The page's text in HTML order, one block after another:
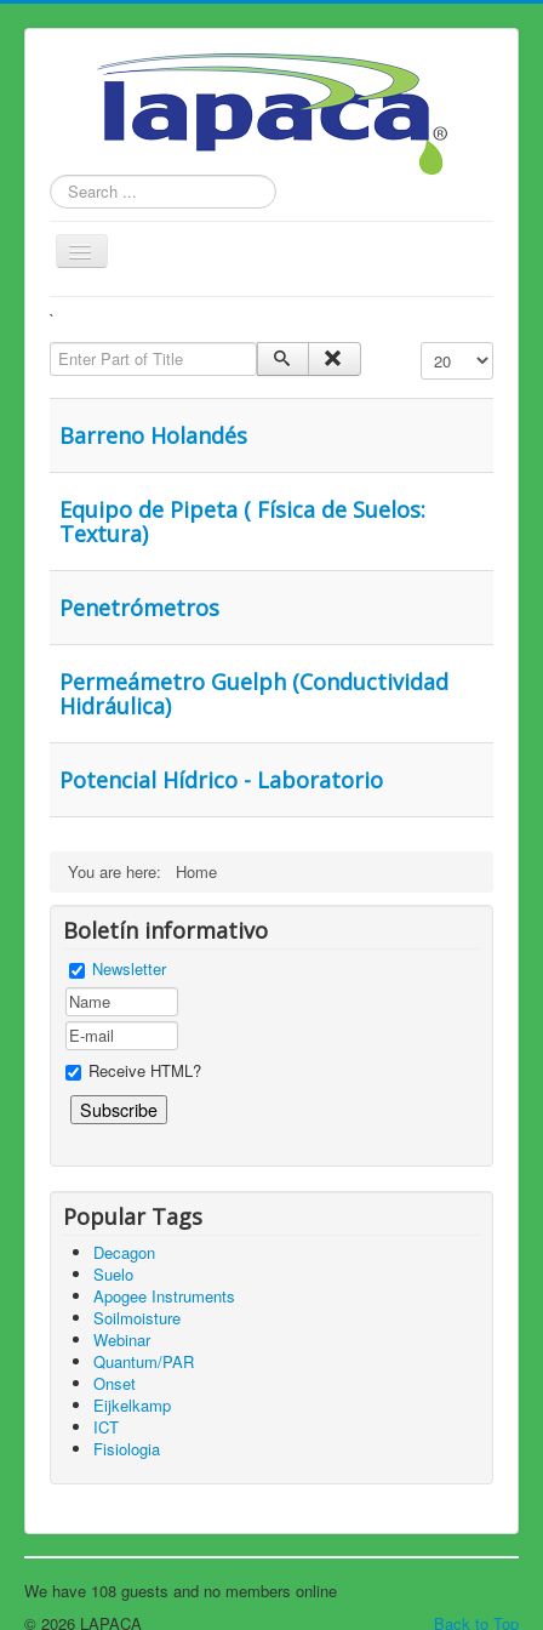
Search
...
Toggle
Navigation
Productos
Alianzas
Conózcanos
Contáctenos
`
Enter Part of Title
Display #
Barreno Holandés
Equipo de Pipeta ( Física de Suelos:
Textura)
Penetrómetros
Permeámetro Guelph (Conductividad
Hidráulica)
Potencial Hídrico - Laboratorio
You are here: Home
Boletín informativo
Newsletter
Receive HTML?
Popular Tags
Decagon
Suelo
Apogee Instruments
Soilmoisture
Webinar
Quantum/PAR
Onset
Eijkelkamp
ICT
Fisiologia
We have 108 guests and no members online
Back to Top
© 2026 LAPACA